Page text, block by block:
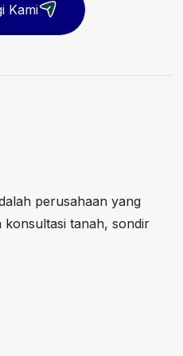
Kami
perusahaan yang
konsultasi tanah, sondir